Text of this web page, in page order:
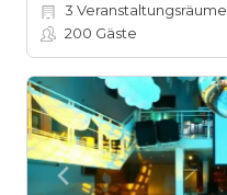
3 Veranstaltungsräume
200 Gäste